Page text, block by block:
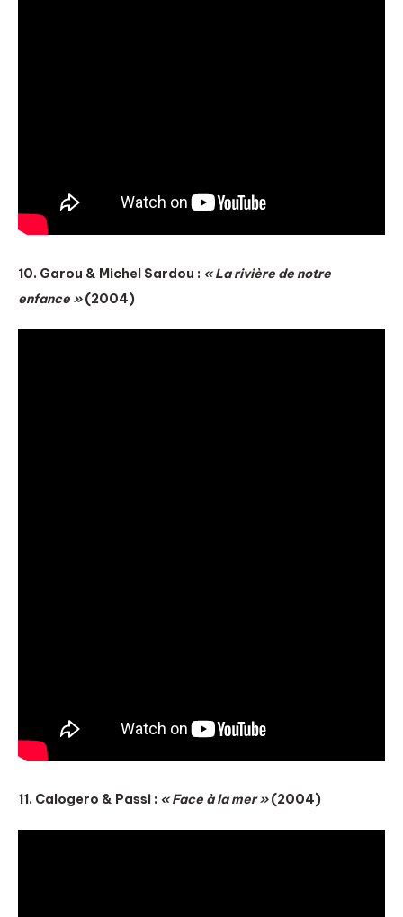
10. Garou & Michel Sardou : « La rivière de notre
enfance »(2004)
11. Calogero & Passi : « Face à la mer »(2004)